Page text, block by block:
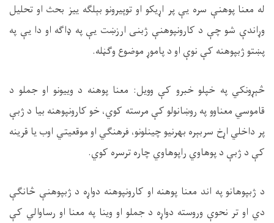
له معنا پوهنې سره یې پر اړیکو او توپیرونو بېلګه ییز بحث او تحلیل
وړاندې شو چې د کارونپوهنې ژبنی ارزښت یې په ډاګه او دا یې په
پښتو ژبپوهنه کې نوې او د پاموړ موضوع وګڼله.
څېړونکي په خپلو خبرو کې وویل: معنا پوهنه د وییونو او جملو د
قاموسي معناوو په روښانولو کې مرسته کوي، خو کارونپوهنه بیا د ژبې
پر داخلي اړخ سربېره بهرنیو چینلونو، فرهنګي او موقعیتي اوب یا قرینه
کې د ژبې د پوهاوي راپوهاوي چاره ترسره کوي.
د ژبپوهانو په اند معنا پوهنه او کارونپوهنه دواړه د ژبپوهنې څانګې
دي او تر نحوې وروسته دواړه د جملو او وینا په معنا او رساوالي کې